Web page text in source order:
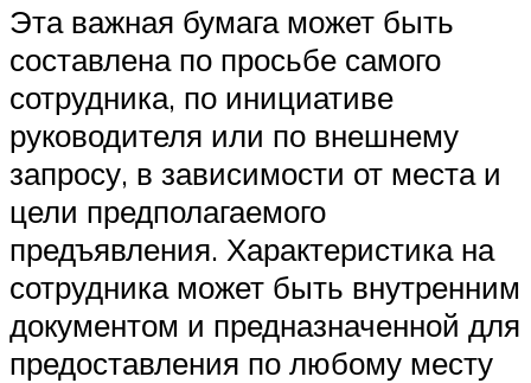
Эта важная бумага может быть
составлена по просьбе самого
сотрудника, по инициативе
руководителя или по внешнему
запросу, в зависимости от места и
цели предполагаемого
предъявления. Характеристика на
сотрудника может быть внутренним
документом и предназначенной для
предоставления по любому месту